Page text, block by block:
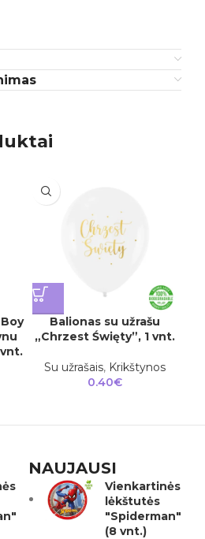
Balionas su užrašu
„Chrzest Święty”, 1 vnt.
Su užrašais, Krikštynos
0.40€
NAUJAUSI
Vienkartinės
lėkštutės
"Spiderman"
(8 vnt.)